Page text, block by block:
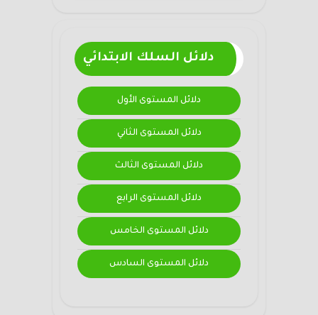
دلائل السلك الابتدائي
دلائل المستوى الأول
دلائل المستوى الثاني
دلائل المستوى الثالث
دلائل المستوى الرابع
دلائل المستوى الخامس
دلائل المستوى السادس